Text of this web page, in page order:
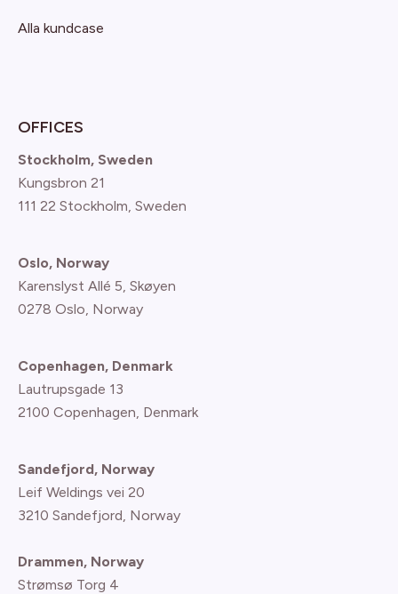
Alla kundcase
OFFICES
Stockholm, Sweden
Kungsbron 21
111 22 Stockholm, Sweden
Oslo, Norway
Karenslyst Allé 5, Skøyen
0278 Oslo, Norway
Copenhagen, Denmark
Lautrupsgade 13
2100 Copenhagen , Denmark
Sandefjord, Norway
Leif Weldings vei 20
3210 Sandefjord, Norway
Drammen, Norway
Strømsø Torg 4